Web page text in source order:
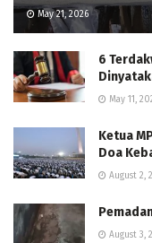
May 21, 2026
6
May 11,
Ketua
Doa
August 2,
August 3,